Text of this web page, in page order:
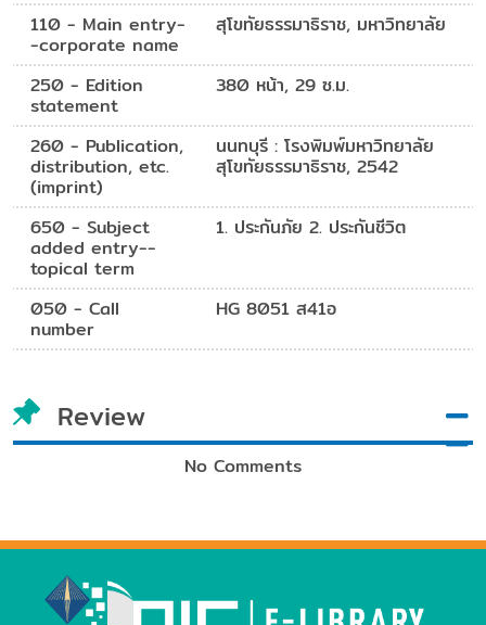
110 - Main entry-
-corporate name
สุโขทัยธรรมาธิราช, มหาวิทยาลัย
250 - Edition
statement
380 หน้า, 29 ซ.ม.
260 - Publication,
distribution, etc.
(imprint)
นนทบุรี : โรงพิมพ์มหาวิทยาลัย
สุโขทัยธรรมาธิราช, 2542
650 - Subject
added entry--
topical term
1. ประกันภัย 2. ประกันชีวิต
050 - Call
number
HG 8051 ส41อ
Review
No Comments